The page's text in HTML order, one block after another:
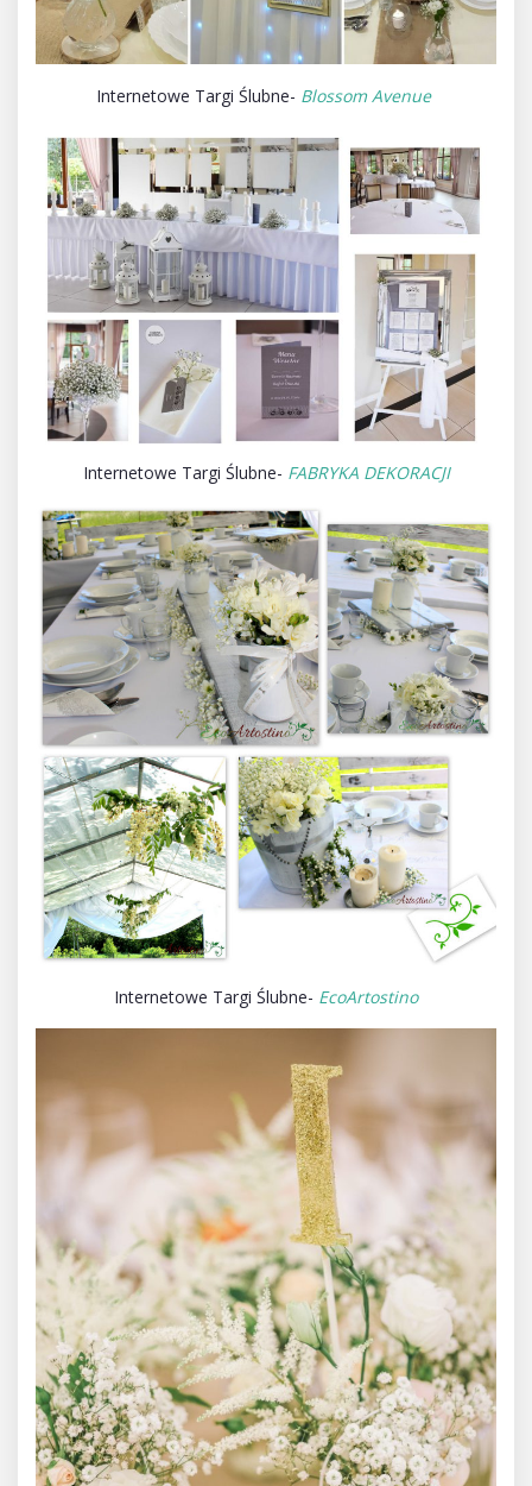
Internetowe Targi Ślubne- Blossom Avenue
Internetowe Targi Ślubne- FABRYKA DEKORACJI
Internetowe Targi Ślubne- EcoArtostino